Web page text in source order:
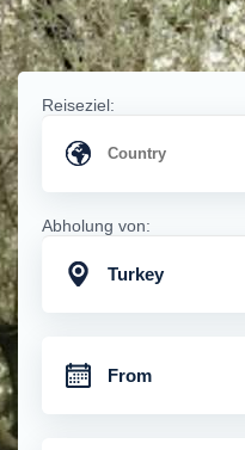
Reiseziel:
Abholung von:
Turkey